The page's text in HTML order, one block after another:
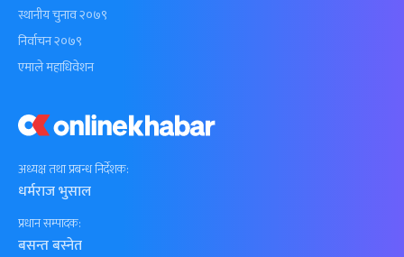
अध्यक्ष तथा प्रबन्ध निर्देशक:
धर्मराज भुसाल
प्रधान सम्पादक:
बसन्त बस्नेत
स्थानीय चुनाव २०७९
निर्वाचन २०७९
एमाले महाधिवेशन